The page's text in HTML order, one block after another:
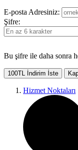
E-posta Adresiniz:
Şifre:
Bu şifre ile daha sonra
100TL İndirim İste
Hizmet Noktaları